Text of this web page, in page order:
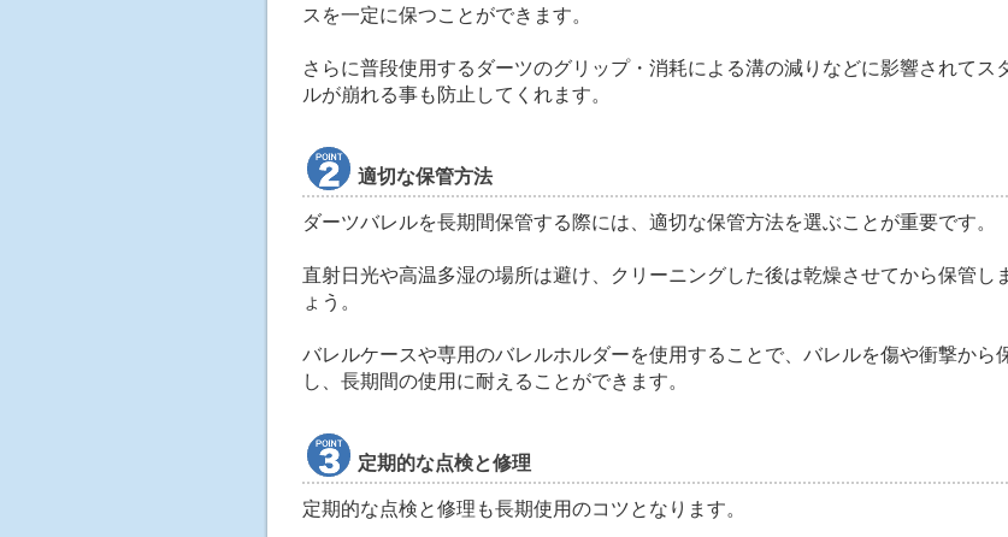
スを一定に保つことができます。
さらに普段使用するダーツのグリップ・消耗による溝の減りなどに影響されてス
ルが崩れる事も防止してくれます。
適切な保管方法
ダーツバレルを長期間保管する際には、適切な保管方法を選ぶことが重要です。
直射日光や高温多湿の場所は避け、クリーニングした後は乾燥させてから保管し
ょう。
バレルケースや専用のバレルホルダーを使用することで、バレルを傷や衝撃から
し、長期間の使用に耐えることができます。
定期的な点検と修理
定期的な点検と修理も長期使用のコツとなります。